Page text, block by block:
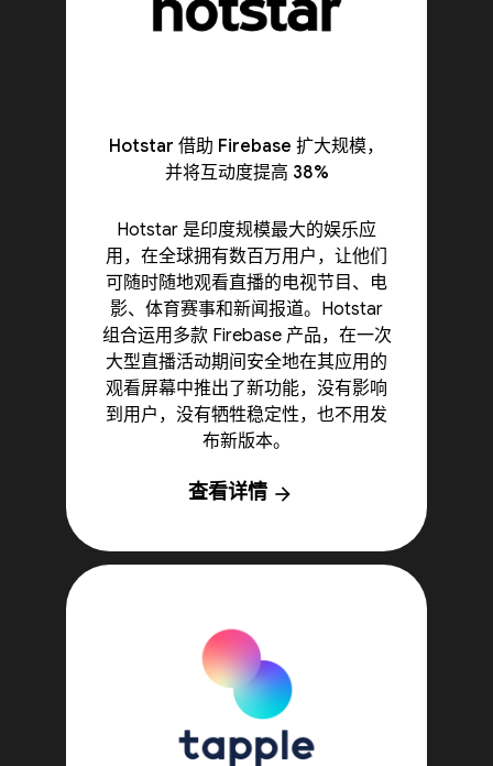
Hotstar 借助 Firebase 扩大规模，
并将互动度提高 38%
Hotstar 是印度规模最大的娱乐应
用，在全球拥有数百万用户，让他们
可随时随地观看直播的电视节目、电
影、体育赛事和新闻报道。Hotstar
组合运用多款 Firebase 产品，在一次
大型直播活动期间安全地在其应用的
观看屏幕中推出了新功能，没有影响
到用户，没有牺牲稳定性，也不用发
布新版本。
查看详情 arrow_forward